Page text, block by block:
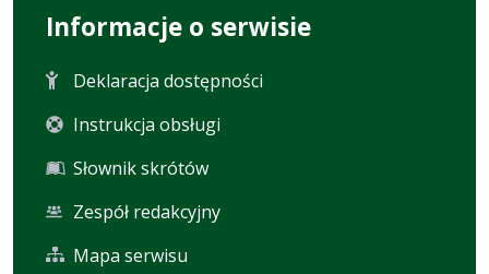
Informacje o serwisie
Deklaracja dostępności
Instrukcja obsługi
Słownik skrótów
Zespół redakcyjny
Mapa serwisu